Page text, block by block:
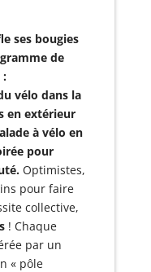
ses bougies
de
:
vélo dans la
en extérieur
à vélo en
pour
Optimistes,
pour faire
collective,
! Chaque
par un
« pôle